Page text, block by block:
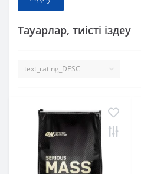
Тауарлар, тиісті іздеу